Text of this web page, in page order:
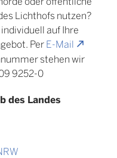
gekochtem Ei und
an Käse,
Lichthofs nutzen?
auf Ihre
PerE-Mail
stehen wir
9252-0
des Landes